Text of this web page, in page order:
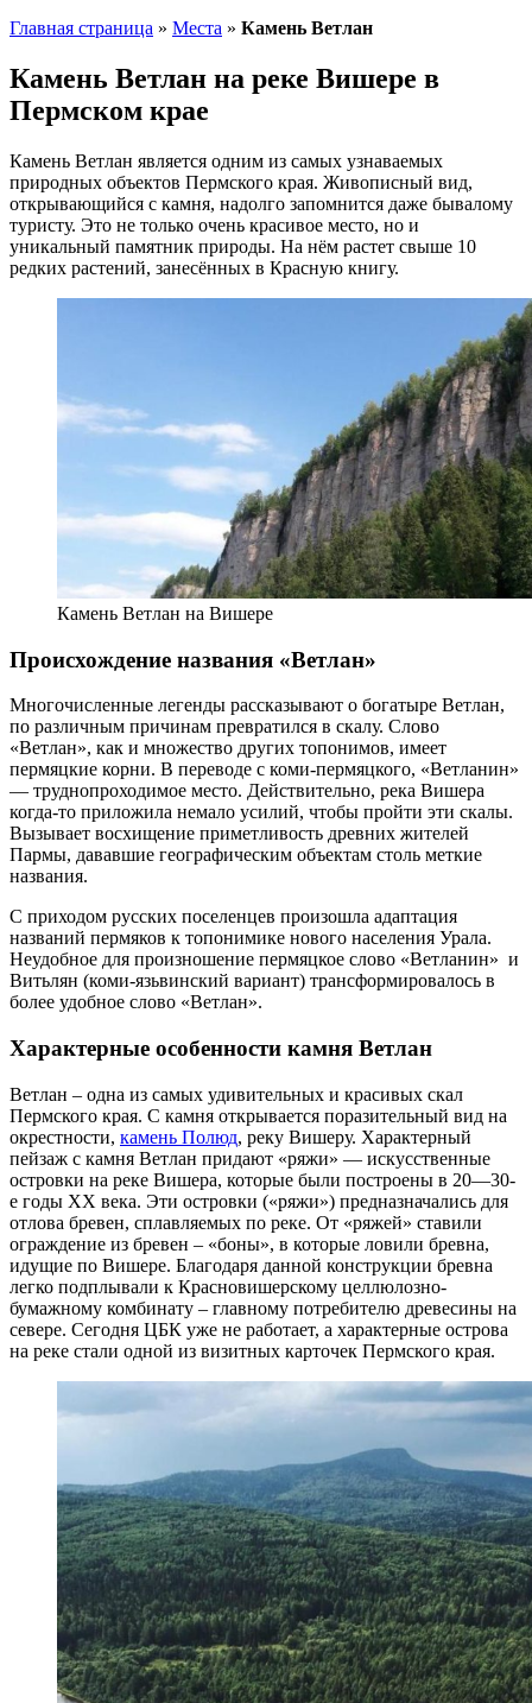
Главная страница » Места » Камень Ветлан
Камень Ветлан на реке Вишере в
Пермском крае
Камень Ветлан является одним из самых узнаваемых
природных объектов Пермского края. Живописный вид,
открывающийся с камня, надолго запомнится даже бывалому
туристу. Это не только очень красивое место, но и
уникальный памятник природы. На нём растет свыше 10
редких растений, занесённых в Красную книгу.
Камень Ветлан на Вишере
Происхождение названия «Ветлан»
Многочисленные легенды рассказывают о богатыре Ветлан,
по различным причинам превратился в скалу. Слово
«Ветлан», как и множество других топонимов, имеет
пермяцкие корни. В переводе с коми-пермяцкого, «Ветланин»
— труднопроходимое место. Действительно, река Вишера
когда-то приложила немало усилий, чтобы пройти эти скалы.
Вызывает восхищение приметливость древних жителей
Пармы, дававшие географическим объектам столь меткие
названия.
С приходом русских поселенцев произошла адаптация
названий пермяков к топонимике нового населения Урала.
Неудобное для произношение пермяцкое слово «Ветланин» и
Витьлян (коми-язьвинский вариант) трансформировалось в
более удобное слово «Ветлан».
Характерные особенности камня Ветлан
Ветлан – одна из самых удивительных и красивых скал
Пермского края. С камня открывается поразительный вид на
окрестности, камень Полюд, реку Вишеру. Характерный
пейзаж с камня Ветлан придают «ряжи» — искусственные
островки на реке Вишера, которые были построены в 20—30-
е годы XX века. Эти островки («ряжи») предназначались для
отлова бревен, сплавляемых по реке. От «ряжей» ставили
ограждение из бревен – «боны», в которые ловили бревна,
идущие по Вишере. Благодаря данной конструкции бревна
легко подплывали к Красновишерскому целлюлозно-
бумажному комбинату – главному потребителю древесины на
севере. Сегодня ЦБК уже не работает, а характерные острова
на реке стали одной из визитных карточек Пермского края.